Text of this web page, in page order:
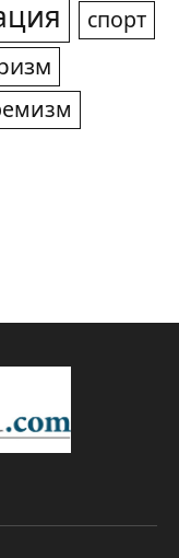
спорт